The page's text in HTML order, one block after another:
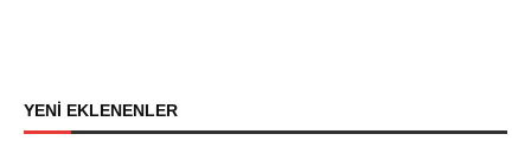
YENİ EKLENENLER